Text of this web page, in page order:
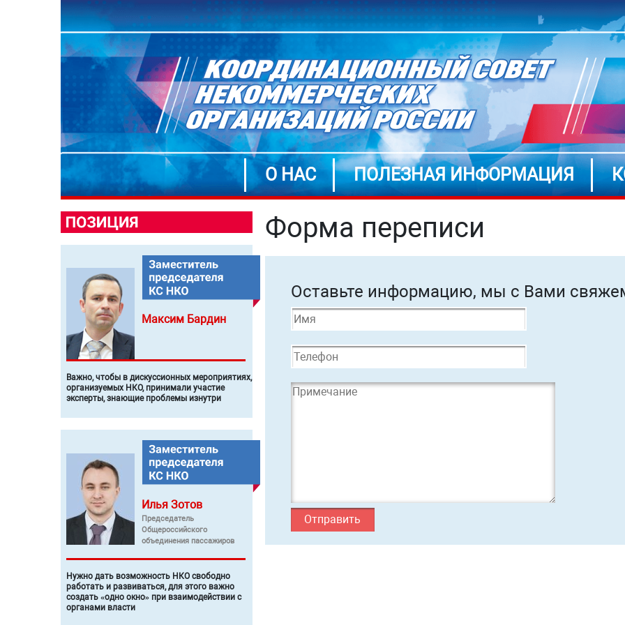
О НАС ПОЛЕЗНАЯ ИНФОРМАЦИЯ
Максим Бардин
Важно, чтобы в дискуссионных мероприятиях,
организуемых НКО, принимали участие
эксперты, знающие проблемы изнутри
Илья Зотов
Председатель
Общероссийского
объединения пассажиров
Нужно дать возможность НКО свободно
работать и развиваться, для этого важно
создать «одно окно» при взаимодействии с
органами власти
Форма переписи
Оставьте информацию, мы с Вами